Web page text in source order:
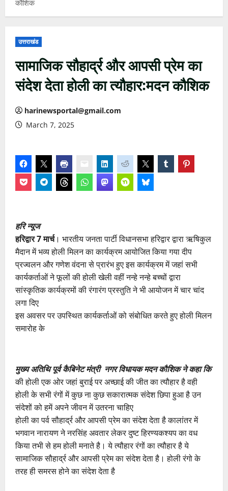
कौशिक
उत्तराखंड
सामाजिक सौहार्द्र और आपसी प्रेम का
संदेश देता होली का त्यौहार:मदन कौशिक
harinewsportal@gmail.com
March 7, 2025
हरि न्यूज
हरिद्वार 7 मार्च। भारतीय जनता पार्टी विधानसभा हरिद्वार द्वारा ऋषिकुल
मैदान में भव्य होली मिलन का कार्यक्रम आयोजित किया गया दीप
प्रज्वलन और गणेश वंदना से प्रारंभ हुए इस कार्यक्रम में जहां सभी
कार्यकर्ताओं ने फूलों की होली खेली वहीं नन्हे नन्हे बच्चों द्वारा
सांस्कृतिक कार्यक्रमों की रंगारंग प्रस्तुति ने भी आयोजन में चार चांद
लगा दिए
इस अवसर पर उपस्थित कार्यकर्ताओं को संबोधित करते हुए होली मिलन
समारोह के
मुख्य अतिथि पूर्व कैबिनेट मंत्री नगर विधायक मदन कौशिक ने कहा कि
की होली एक ओर जहां बुराई पर अच्छाई की जीत का त्यौहार है वही
होली के सभी रंगों में कुछ ना कुछ सकारात्मक संदेश छिपा हुआ है उन
संदेशों को हमें अपने जीवन में उतरना चाहिए
होली का पर्व सौहार्द्र और आपसी प्रेम का संदेश देता है कालांतर में
भगवान नारायण ने नरसिंह अवतार लेकर दुष्ट हिरण्यकश्यप का वध
किया तभी से हम होली मनाते है। ये त्यौहार रंगों का त्यौहार है ये
सामाजिक सौहार्द्र और आपसी प्रेम का संदेश देता है। होली रंगो के
तरह ही समरस होने का संदेश देता है